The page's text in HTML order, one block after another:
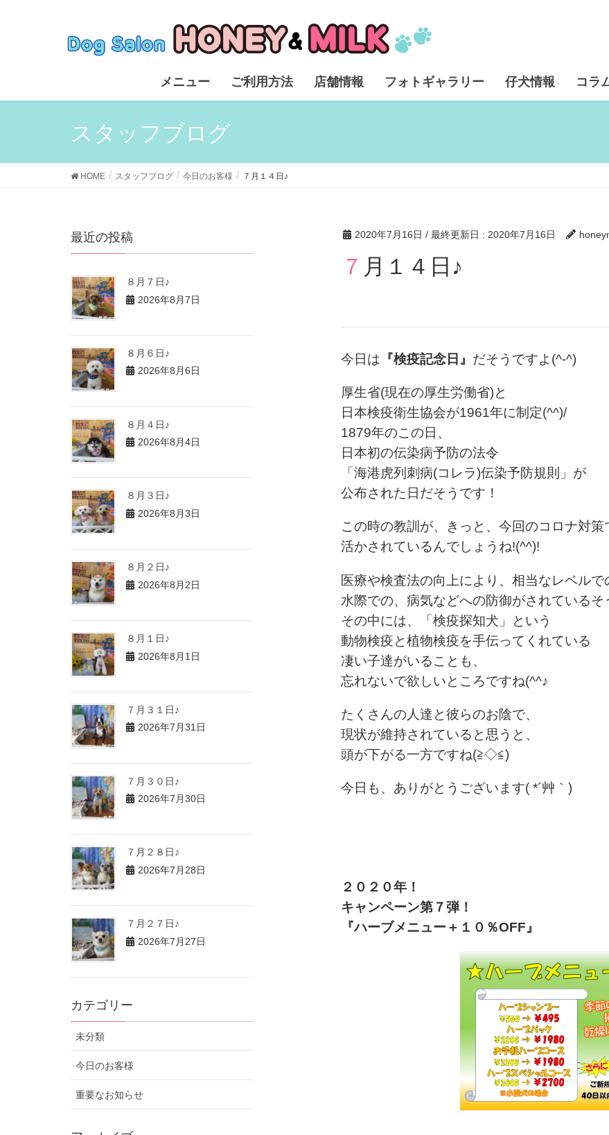
メニュー ご利用方法 店舗情報 フォトギャラリー 仔犬情報 コラ
スタッフブログ
HOME スタッフブログ 今日のお客様 ７月１４日♪
2020年7月16日 / 最終更新日 : 2020年7月16日
７月１４日♪
今日は 『検疫記念日』 だそうですよ(^-^)
厚生省(現在の厚生労働省)と
日本検疫衛生協会が1961年に制定(^^)/
1879年のこの日、
日本初の伝染病予防の法令
「海港虎列刺病(コレラ)伝染予防規則」が
公布された日だそうです！
この時の教訓が、きっと、今回のコロナ対策
活かされているんでしょうね!(^^)!
医療や検査法の向上により、相当なレベルで
水際での、病気などへの防御がされているそ
その中には、「検疫探知犬」という
動物検疫と植物検疫を手伝ってくれている
凄い子達がいることも、
忘れないで欲しいところですね(^^♪
たくさんの人達と彼らのお陰で、
現状が維持されていると思うと、
頭が下がる一方ですね(≧◇≦)
今日も、ありがとうございます( *´艸｀)
２０２０年！
キャンペーン第７弾！
『ハーブメニュー＋１０％OFF』
最近の投稿
８月７日♪
2026年8月7日
８月６日♪
2026年8月6日
８月４日♪
2026年8月4日
８月３日♪
2026年8月3日
８月２日♪
2026年8月2日
８月１日♪
2026年8月1日
７月３１日♪
2026年7月31日
７月３０日♪
2026年7月30日
７月２８日♪
2026年7月28日
７月２７日♪
2026年7月27日
カテゴリー
未分類
今日のお客様
重要なお知らせ